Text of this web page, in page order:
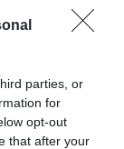
parties, or
for
opt-out
that after your